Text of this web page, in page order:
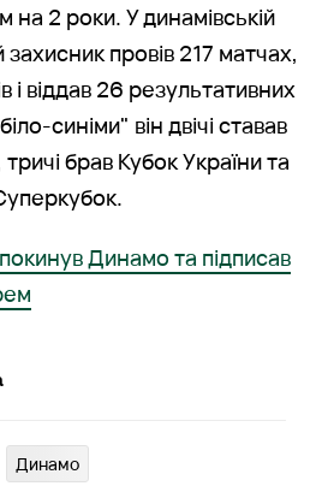
2 роки. У динамівській
провів 217 матчах,
і віддав 26 результативних
синіми" він двічі ставав
брав Кубок України та
Динамо та підписав
Динамо